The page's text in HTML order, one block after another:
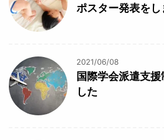
ポスター発表をし
2021/06/08
国際学会派遣支
した